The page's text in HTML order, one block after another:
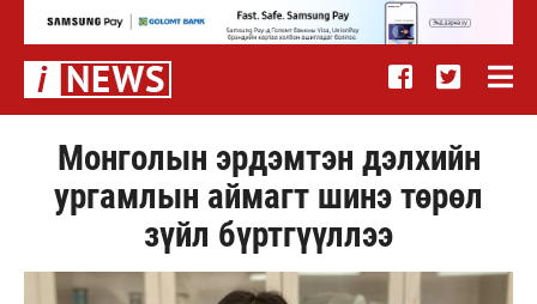
Монголын эрдэмтэн дэлхийн
ургамлын аймагт шинэ төрөл
зүйл бүртгүүллээ